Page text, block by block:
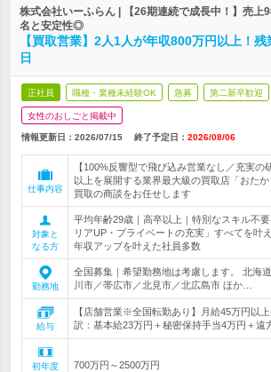
株式会社いーふらん | 【26期連続で成長中！】売上
名と安定性◎
【買取営業】2人1人が年収800万円以上！
日
正社員 職種・業種未経験OK 急募 第二新卒歓迎
女性のおしごと掲載中
情報更新日：2026/07/15 終了予定日： 2026/08/06
仕事内容
【100%反響型で飛び込み営業なし／充実の
以上を展開する業界最大級の買取店「おたか
買取の商談をお任せします
対象と
なる方
平均年齢29歳｜高卒以上｜特別なスキル不
リアUP・プライベートの充実」すべてを叶
年収アップを叶えた社員多数
勤務地
全国募集｜希望勤務地は考慮します。 北海
川市／帯広市／北見市／北広島市 ほか…
給与
【店舗営業※全国転勤あり】月給45万円以
訳：基本給23万円＋秘密保持手当4万円＋遠
初年度 700万円～2500万円